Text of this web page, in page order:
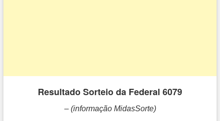
Resultado Sorteio da Federal 6079
– (informação MidasSorte)